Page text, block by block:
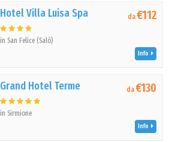
Hotel Villa Luisa Spa
in San Felice (Salò)
da€112
Info
Grand Hotel Terme
in Sirmione
da€130
Info